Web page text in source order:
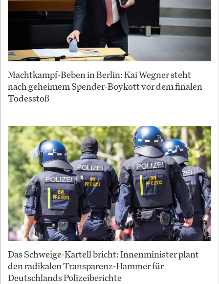
Machtkampf-Beben in Berlin: Kai Wegner steht
nach geheimem Spender-Boykott vor dem finalen
Todesstoß
Das Schweige-Kartell bricht: Innenminister plant
den radikalen Transparenz-Hammer für
Deutschlands Polizeiberichte